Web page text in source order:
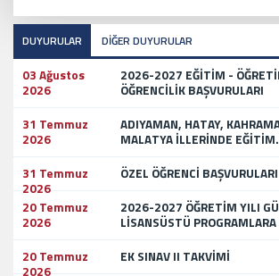
DUYURULAR DİĞER DUYURULAR
03 Ağustos
2026
2026-2027 EĞİTİM -
ÖĞRENCİLİK BAŞVURULARI
31 Temmuz
2026
ADIYAMAN, HATAY,
MALATYA İLLERİNDE
31 Temmuz
2026
ÖZEL ÖĞRENCİ BAŞVURULARI
20 Temmuz
2026
2026-2027 ÖĞRETİM YILI
LİSANSÜSTÜ
20 Temmuz
2026
EK SINAV II TAKVİMİ